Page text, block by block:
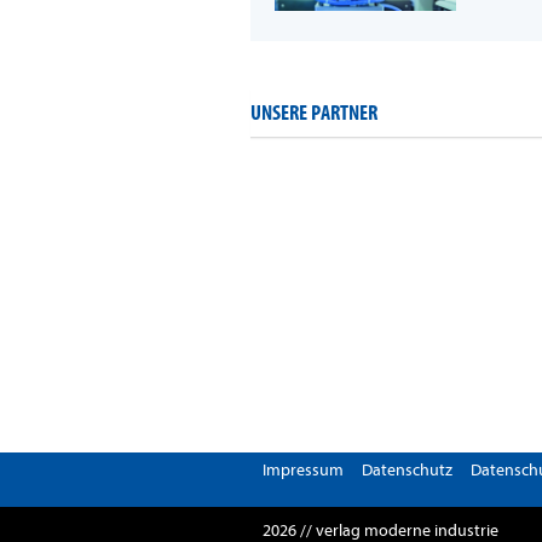
UNSERE PARTNER
Impressum Datenschutz
2026 // verlag moderne industrie